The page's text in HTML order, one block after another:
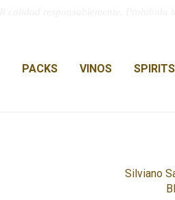
PACKS VINOS SPIRITS
-65%
Silviano